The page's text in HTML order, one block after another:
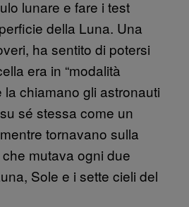
lunare e fare i test
della Luna. Una
ha sentito di potersi
era in “modalità
chiamano gli astronauti
sé stessa come un
tornavano sulla
mutava ogni due
Sole e i sette cieli del